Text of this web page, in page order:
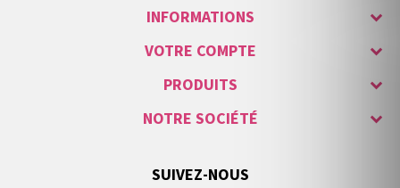
INFORMATIONS
VOTRE COMPTE
PRODUITS
NOTRE SOCIÉTÉ
SUIVEZ-NOUS